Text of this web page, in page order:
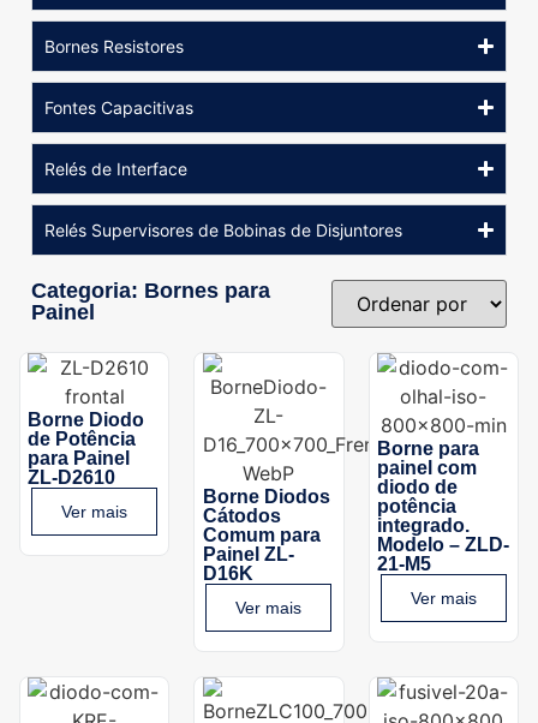
Bornes Resistores
Fontes Capacitivas
Relés de Interface
Relés Supervisores de Bobinas de Disjuntores
Categoria: Bornes para
Painel
Borne Diodo
de Potência
para Painel
ZL-D2610
Ver mais
Borne Diodos
Cátodos
Comum para
Painel ZL-
D16K
Ver mais
Borne para
painel com
diodo de
potência
integrado.
Modelo – ZLD-
21-M5
Ver mais